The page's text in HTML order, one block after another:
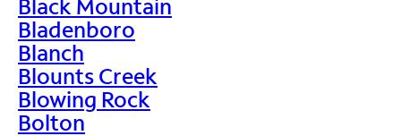
Black Mountain
Bladenboro
Blanch
Blounts Creek
Blowing Rock
Bolton